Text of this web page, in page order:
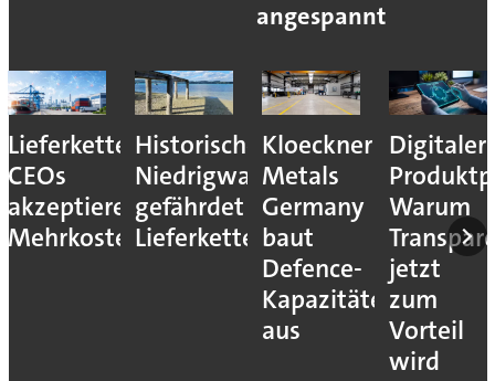
angespannt
Lieferkettenresilienz:
CEOs
akzeptieren
Mehrkosten
Historisches
Niedrigwasser
gefährdet
Lieferketten
Kloeckner
Metals
Germany
baut
Defence-
Kapazitäten
aus
Digitaler
Warum
jetzt
zum
Vorteil
wird